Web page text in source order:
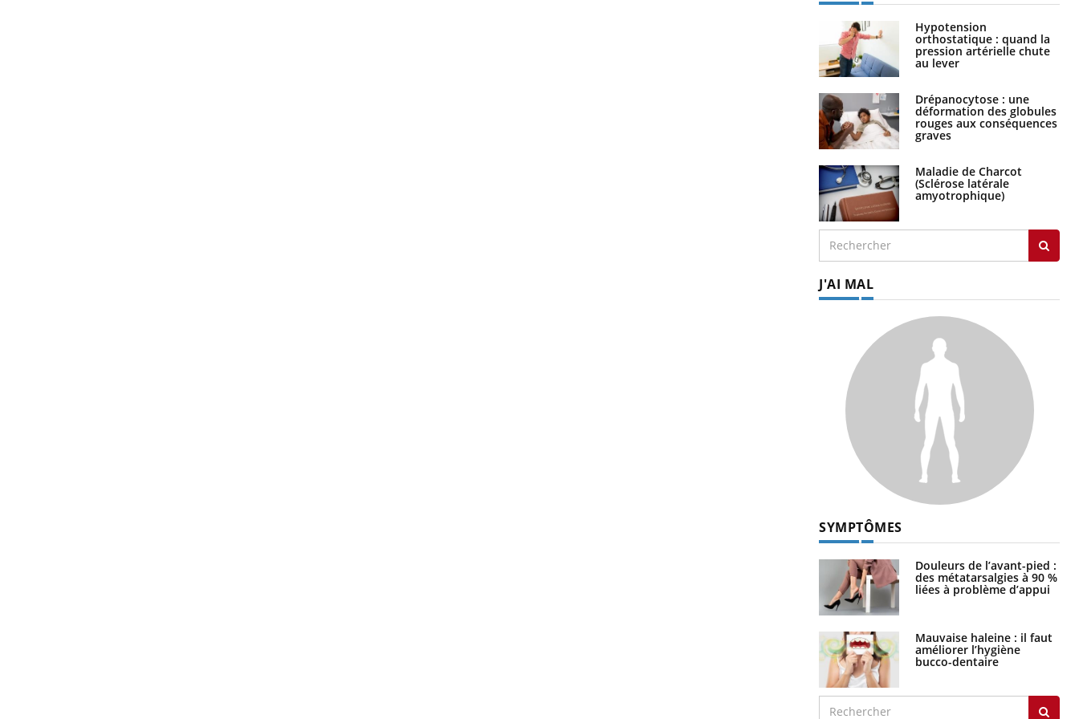
Hypotension
orthostatique : quand la
pression artérielle chute
au lever
Drépanocytose : une
déformation des globules
rouges aux conséquences
graves
Maladie de Charcot
(Sclérose latérale
amyotrophique)
J'AI MAL
SYMPTÔMES
Douleurs de l’avant-pied :
des métatarsalgies à 90 %
liées à problème d’appui
Mauvaise haleine : il faut
améliorer l’hygiène
bucco-dentaire